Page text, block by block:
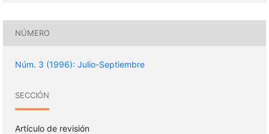
NÚMERO
Núm. 3 (1996): Julio-Septiembre
SECCIÓN
Artículo de revisión